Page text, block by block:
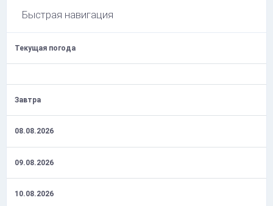
Быстрая навигация
Текущая погода
Завтра
08.08.2026
09.08.2026
10.08.2026